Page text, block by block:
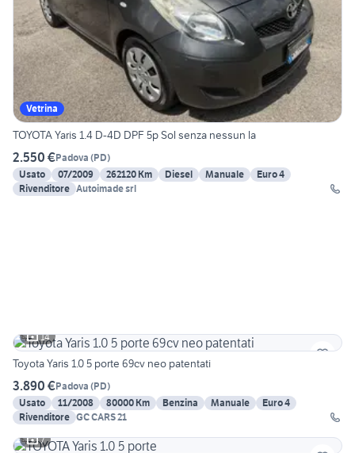
Vetrina
TOYOTA Yaris 1.4 D-4D DPF 5p Sol senza nessun la
2.550 €Padova (PD)
Usato
07/2009 262120 Km Diesel Manuale
Euro 4
Rivenditore Autoimade srl
14
Toyota Yaris 1.0 5 porte 69cv neo patentati
3.890 €Padova (PD)
Usato
11/2008 80000 Km Benzina Manuale
Euro 4
Rivenditore GC CARS 21
7